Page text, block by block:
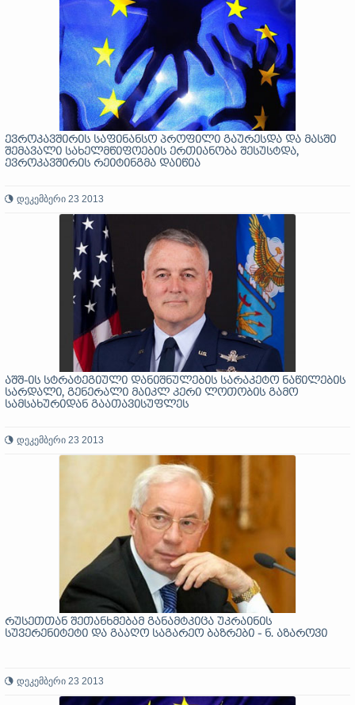
ევროკავშირის საფინანსო პროფილი გაურესდა და მასში
შემავალი სახელმწიფოების ერთიანობა შესუსტდა,
ევროკავშირის რეიტინგმა დაიწია
დეკემბერი 23 2013
აშშ-ის სტრატეგიული დანიშნულების სარაკეტო ნაწილების
სარდალი, გენერალი მაიკლ კერი ლოთობის გამო
სამსახურიდან გაათავისუფლეს
დეკემბერი 23 2013
რუსეთთან შეთანხმებამ განამტკიცა უკრაინის
სუვერენიტეტი და გააღო საგარეო ბაზრები - ნ. აზაროვი
დეკემბერი 23 2013